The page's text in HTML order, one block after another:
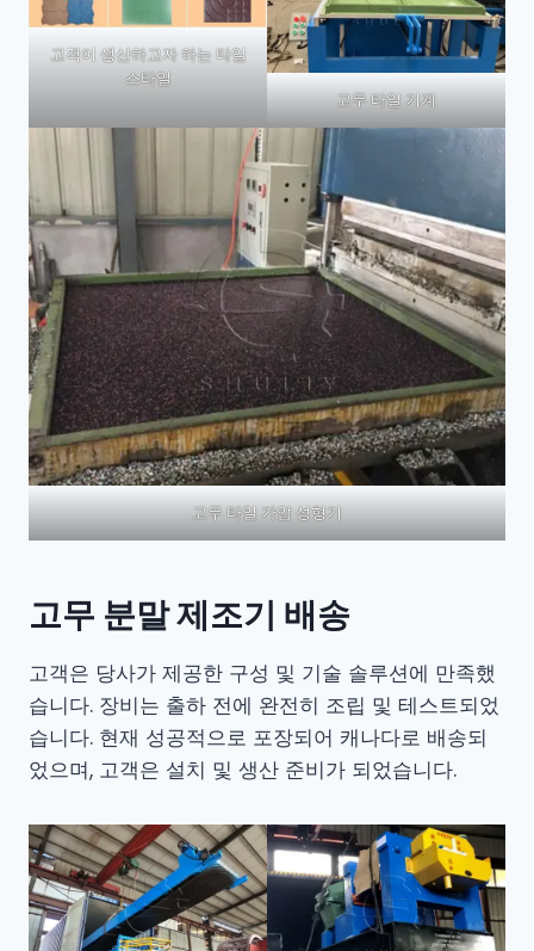
고객이 생산하고자 하는 타일
스타일
고무 타일 기계
고무 타일 가압 성형기
고무 분말 제조기 배송
고객은 당사가 제공한 구성 및 기술 솔루션에 만족했
습니다. 장비는 출하 전에 완전히 조립 및 테스트되었
습니다. 현재 성공적으로 포장되어 캐나다로 배송되
었으며, 고객은 설치 및 생산 준비가 되었습니다.